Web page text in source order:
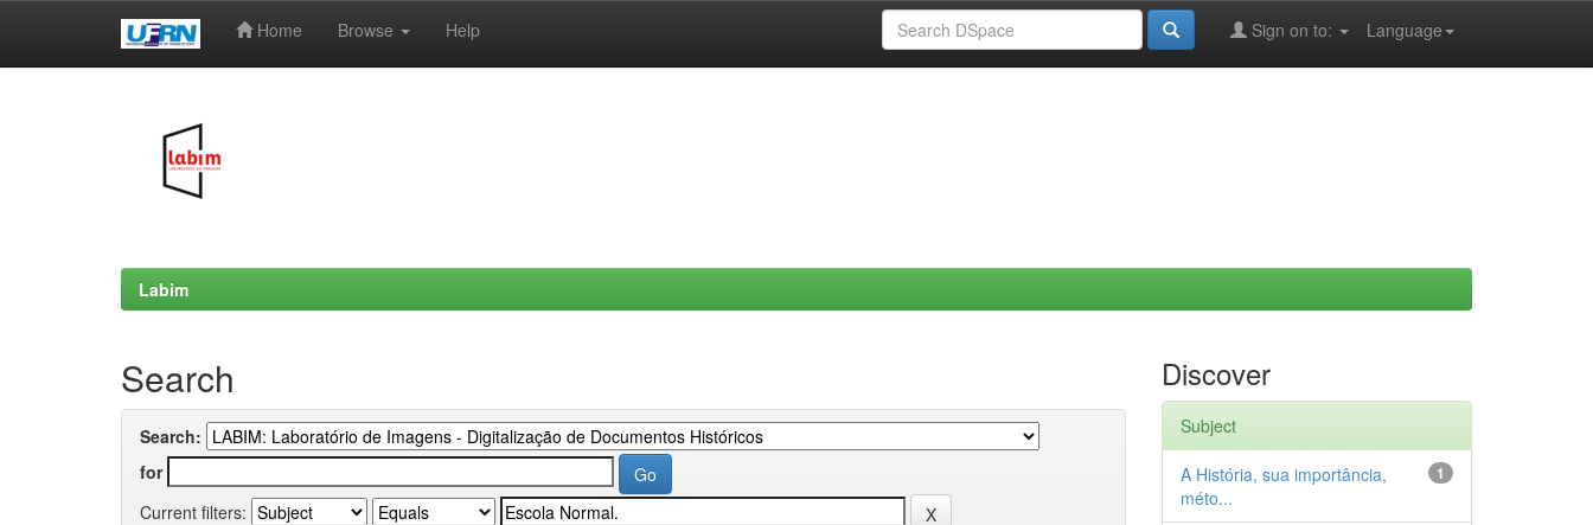
Home Browse Help Language
Sign on to:
Labim
Search
Search:
for
Current filters:
Discover
Subject
1
A História, sua importância,
méto...